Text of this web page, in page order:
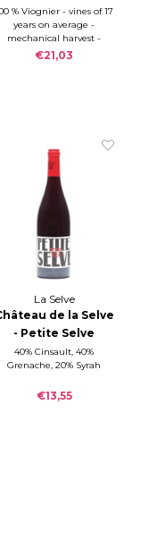
Viognier 2023
% Viognier - vines of 17
years on average -
mechanical harvest -
indigenous yeasts - aged
for 6 months on lees, 50%
€21,03
La Selve
de la Selve
- Petite Selve
rouge 2025
40% Cinsault, 40%
Grenache, 20% Syrah
€13,55